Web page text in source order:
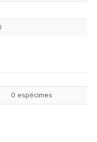
0 espécimes